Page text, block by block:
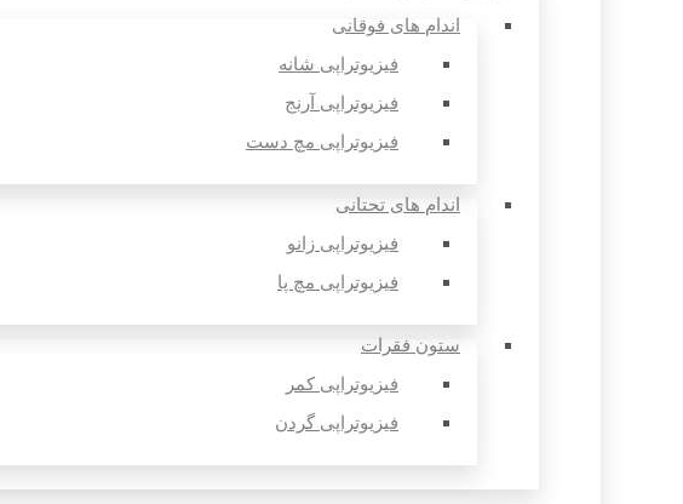
اندام های فوقانی
فیزیوتراپی شانه
فیزیوتراپی آرنج
فیزیوتراپی مچ دست
اندام های تحتانی
فیزیوتراپی زانو
فیزیوتراپی مچ پا
ستون فقرات
فیزیوتراپی کمر
فیزیوتراپی گردن